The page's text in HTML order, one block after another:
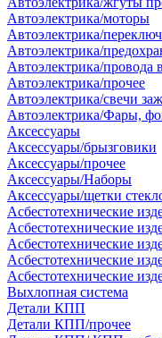
Автоэлектрика/моторы
Автоэлектрика/
Автоэлектрика/
Автоэлектрика/провода
Автоэлектрика/прочее
Автоэлектрика/свечи
Автоэлектрика/Фары,
Аксессуары
Аксессуары/брызговики
Аксессуары/прочее
Аксессуары/Наборы
Аксессуары/щетки
Асбестотехнические
Асбестотехнические
Асбестотехнические
Асбестотехнические
Асбестотехнические
Выхлопная система
Детали КПП
Детали КПП/прочее